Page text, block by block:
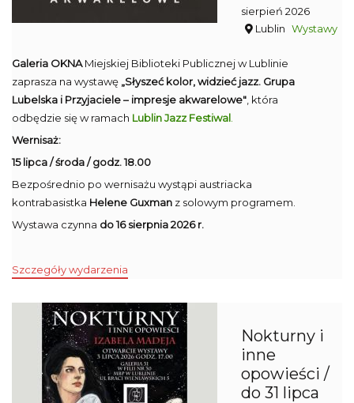
sierpień 2026
Lublin Wystawy
Galeria OKNAMiejskiej Biblioteki Publicznej w Lublinie
zaprasza na wystawę „Słyszeć kolor, widzieć jazz. Grupa
Lubelska i Przyjaciele – impresje akwarelowe" , która
odbędzie się w ramach Lublin Jazz Festiwal
Wernisaż:
15 lipca / środa / godz. 18.00
Bezpośrednio po wernisażu wystąpi austriacka
kontrabasistka Helene Guxman z solowym programem.
Wystawa czynna do 16 sierpnia 2026 r.
Szczegóły wydarzenia
Nokturny i
inne
opowieści /
do 31 lipca